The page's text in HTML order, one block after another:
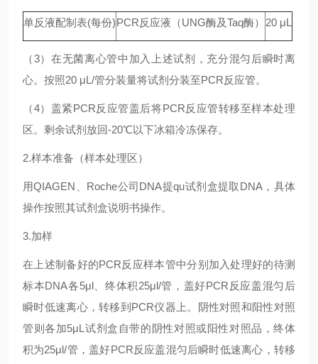
单反液配制表(每份)PCR反应液（UNG酶及Taq酶） 20 μL
（3）在无菌离心管中加入上述试剂，充分混匀后瞬时离
心。按照20 μL/管分装量将试剂分装至PCR反应管。
（4）盖紧PCR反应管盖后将PCR反应管转移至样本处理
区。剩余试剂放回-20℃以下冰箱冷冻保存。
2.样本准备（样本处理区）
用QIAGEN、Roche公司DNA提qu试剂盒提取DNA，具体
操作按照其试剂盒说明书操作。
3.加样
在上述制备好的PCR反应样本管中分别加入处理好的待测
标本DNA各5μl、终体积25μl/管，盖好PCR反应盖混匀后
瞬时低速离心，转移到PCR仪器上。阴性对照和阳性对照
管则各加5μL试剂盒自带的阴性对照或阳性对照品，终体
积为25μl/管，盖好PCR反应盖混匀后瞬时低速离心，转移